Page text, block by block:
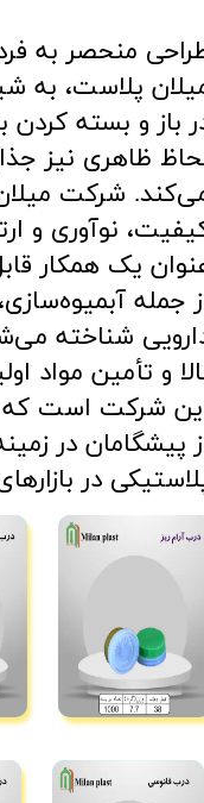
منحصر به
پلاست، به
باز و بسته
ظاهری نیز
شرکت
نوآوری و
یک همکار
جمله
شناخته
و تأمین مواد
شرکت است که
پیشگامان در
در